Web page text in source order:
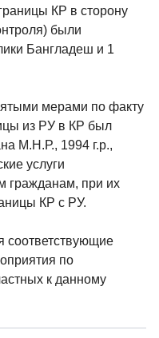
КР в сторону
были
Бангладеш и 1
мерами по факту
из РУ в КР был
М.Н.Р., 1994 г.р.,
услуги
гражданам, при их
КР с РУ.
соответствующие
по
к данному